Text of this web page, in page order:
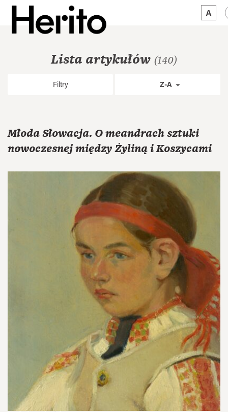
MAMY NA OKULista artykułów (140)
Filtry Z-A
Młoda Słowacja. O meandrach sztuki
nowoczesnej między Żyliną i Koszycami